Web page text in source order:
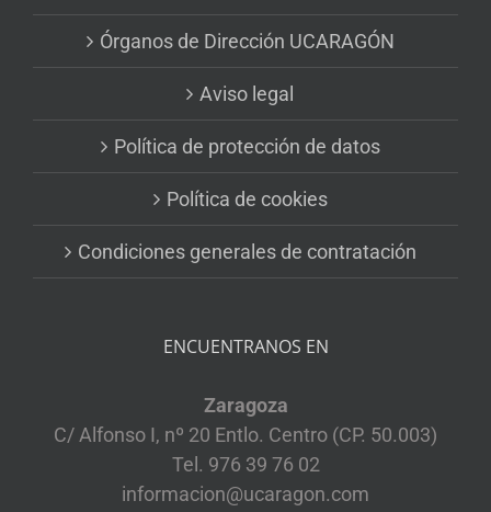
Órganos de Dirección UCARAGÓN
Aviso legal
Política de protección de datos
Política de cookies
Condiciones generales de contratación
ENCUENTRANOS EN
Zaragoza
C/ Alfonso I, nº 20 Entlo. Centro (CP. 50.003)
Tel. 976 39 76 02
informacion@ucaragon.com